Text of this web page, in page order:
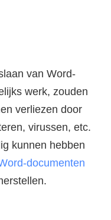
van Word-
werk, zouden
verliezen door
virussen, etc.
kunnen hebben
documenten